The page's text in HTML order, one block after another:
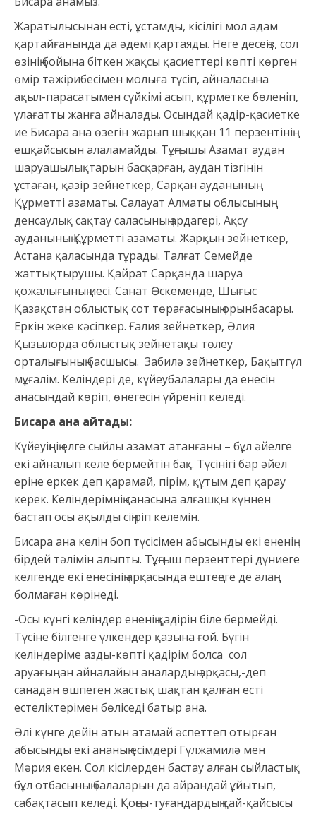
Жаратылысынан есті, ұстамды, кісілігі мол адам
қартайғанында да әдемі қартаяды. Неге десеңіз, сол
өзінің бойына біткен жақсы қасиеттері көпті көрген
өмір тәжірибесімен молыға түсіп, айналасына
ақыл-парасатымен сүйкімі асып, құрметке бөленіп,
ұлағатты жанға айналады. Осындай қадір-қасиетке
ие Бисара ана өзегін жарып шыққан 11 перзентінің
ешқайсысын алаламайды. Тұңғышы Азамат аудан
шаруашылықтарын басқарған, аудан тізгінін
ұстаған, қазір зейнеткер, Сарқан ауданының
Құрметті азаматы. Салауат Алматы облысының
денсаулық сақтау саласының ардагері, Ақсу
ауданының Құрметті азаматы. Жарқын зейнеткер,
Астана қаласында тұрады. Талғат Семейде
жаттықтырушы. Қайрат Сарқанда шаруа
қожалығының иесі. Санат Өскеменде, Шығыс
Қазақстан облыстық сот төрағасының орынбасары.
Еркін жеке кәсіпкер. Ғалия зейнеткер, Әлия
Қызылорда облыстық зейнетақы төлеу
орталығының басшысы. Забилә зейнеткер, Бақытгүл
мұғалім. Келіндері де, күйеубалалары да енесін
анасындай көріп, өнегесін үйреніп келеді.
Бисара ана айтады:
Күйеуіңнің елге сыйлы азамат атанғаны – бұл әйелге
екі айналып келе бермейтін бақ. Түсінігі бар әйел
еріне еркек деп қарамай, пірім, құтым деп қарау
керек. Келіндерімнің санасына алғашқы күннен
бастап осы ақылды сіңіріп келемін.
Бисара ана келін боп түсісімен абысынды екі ененің
бірдей тәлімін алыпты. Тұңғыш перзенттері дүниеге
келгенде екі енесінің арқасында ештеңеге де алаң
болмаған көрінеді.
-Осы күнгі келіндер ененің қадірін біле бермейді.
Түсіне білгенге үлкендер қазына ғой. Бүгін
келіндеріме азды-көпті қадірім болса сол
аруағыңнан айналайын аналардың арқасы,-деп
санадан өшпеген жастық шақтан қалған есті
естеліктерімен бөліседі батыр ана.
Әлі күнге дейін атын атамай әспеттеп отырған
абысынды екі ананың есімдері Гүлжамилә мен
Мәрия екен. Сол кісілерден бастау алған сыйластық
бұл отбасының балаларын да айрандай ұйытып,
сабақтасып келеді. Қоңсы-туғандардың қай-қайсысы